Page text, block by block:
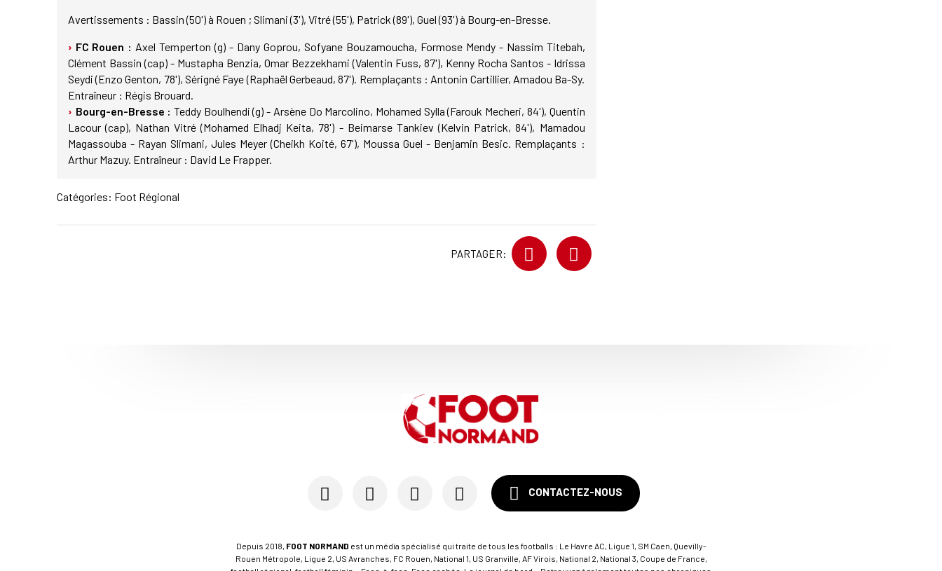
Avertissements : Bassin (50') à Rouen ; Slimani (3'), Vitré (55'), Patrick (89'), Guel (93') à Bourg-en-Bresse.
FC Rouen : Axel Temperton (g) - Dany Goprou, Sofyane Bouzamoucha, Formose Mendy - Nassim Titebah,
Clément Bassin (cap) - Mustapha Benzia, Omar Bezzekhami (Valentin Fuss, 87'), Kenny Rocha Santos - Idrissa
Seydi (Enzo Genton, 78'), Sérigné Faye (Raphaël Gerbeaud, 87'). Remplaçants : Antonin Cartillier, Amadou Ba-Sy.
Entraîneur : Régis Brouard.
Bourg-en-Bresse : Teddy Boulhendi (g) - Arsène Do Marcolino, Mohamed Sylla (Farouk Mecheri, 84'), Quentin
Lacour (cap), Nathan Vitré (Mohamed Elhadj Keita, 78') - Beimarse Tankiev (Kelvin Patrick, 84'), Mamadou
Magassouba - Rayan Slimani, Jules Meyer (Cheikh Koité, 67'), Moussa Guel - Benjamin Besic. Remplaçants :
Arthur Mazuy. Entraîneur : David Le Frapper.
Catégories: Foot Régional
PARTAGER:
CONTACTEZ-NOUS
Depuis 2018, FOOT NORMAND est un média spécialisé qui traite de tous les footballs : Le Havre AC, Ligue 1, SM Caen, Quevilly-
Rouen Métropole, Ligue 2, US Avranches, FC Rouen, National 1, US Granville, AF Virois, National 2, National 3, Coupe de France,